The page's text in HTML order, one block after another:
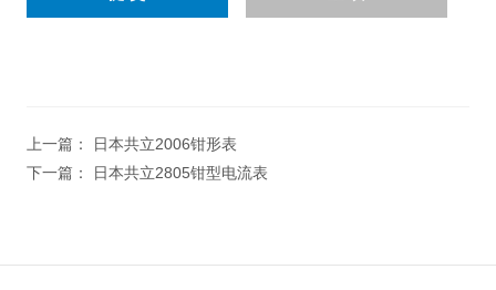
上一篇：
日本共立2006钳形表
下一篇：
日本共立2805钳型电流表